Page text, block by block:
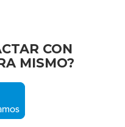
CON
MISMO?